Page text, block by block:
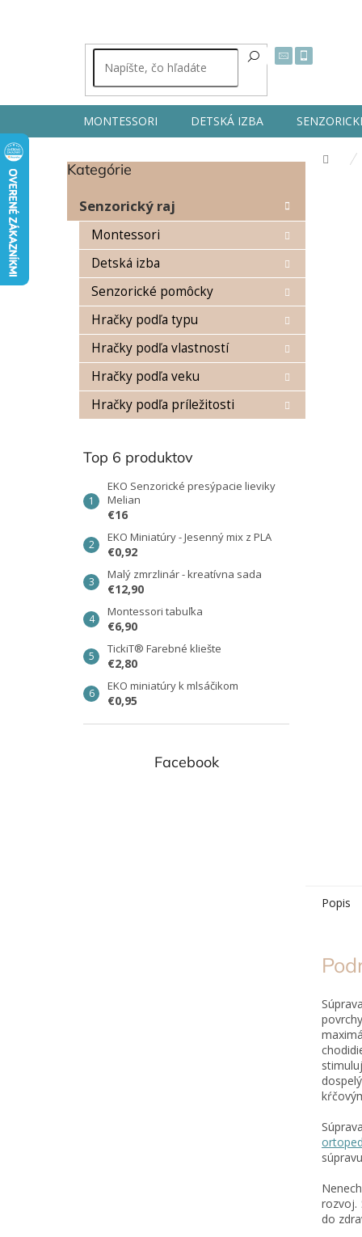
MONTESSORI DETSKÁ IZBA
B
Preskočiť
Kategórie
Senzorický raj
Montessori
Detská izba
Senzorické pomôcky
Hračky podľa typu
Hračky podľa vlastností
Hračky podľa veku
Hračky podľa príležitosti
Top 6 produktov
EKO Senzorické presýpacie lieviky
Melian
€16
EKO Miniatúry - Jesenný mix z PLA
€0,92
Malý zmrzlinár - kreatívna sada
€12,90
Montessori tabuľka
€6,90
TickiT® Farebné kliešte
€2,80
EKO miniatúry k mlsáčikom
€0,95
Facebook
Popis
rozvoj.
do